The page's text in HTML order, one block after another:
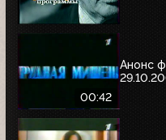
00:42
Анонс